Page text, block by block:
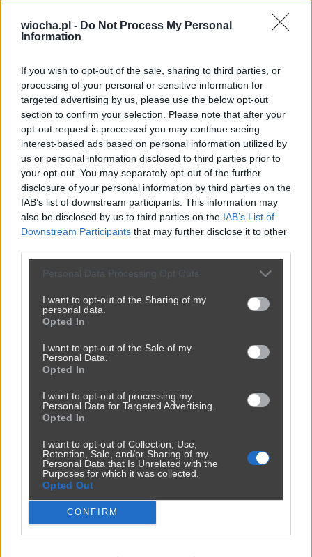
wiocha.pl - Do Not Process My Personal
Information
If you wish to opt-out of the sale, sharing to third parties, or
processing of your personal or sensitive information for
targeted advertising by us, please use the below opt-out
section to confirm your selection. Please note that after your
opt-out request is processed you may continue seeing
interest-based ads based on personal information utilized by
us or personal information disclosed to third parties prior to
your opt-out. You may separately opt-out of the further
disclosure of your personal information by third parties on the
IAB’s list of downstream participants. This information may
also be disclosed by us to third parties on the IAB’s List of
Downstream Participants that may further disclose it to other
Personal Data Processing Opt Outs
I want to opt-out of the Sharing of my
personal data.
Opted In
I want to opt-out of the Sale of my
Personal Data.
Opted In
I want to opt-out of processing my
Personal Data for Targeted Advertising.
Opted In
I want to opt-out of Collection, Use,
Retention, Sale, and/or Sharing of my
Personal Data that Is Unrelated with the
Purposes for which it was collected.
Opted Out
CONFIRM
przezAnatoliusz— 11 miesięcy temu
Kategoria: 😂Śmieszne